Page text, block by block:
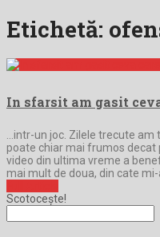
Etichetă:
In sfarsit am gasit
…intr-un joc. Zilele trecute
poate chiar mai frumos decat
video din ultima vreme a
mai mult de doua, din cate
Scotocește!